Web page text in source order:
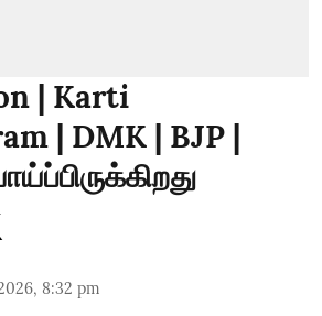
| Karti
| DMK | BJP |
8:32 pm